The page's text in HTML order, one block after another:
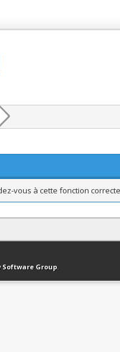
vous à cette fonction
en haut Version bas-débit
Software Group.